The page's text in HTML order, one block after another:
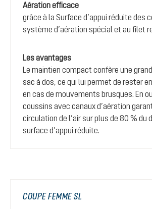
Aération efficace
grâce à la Surface d’appui réduite des
système d’aération spécial et au filet
Les avantages
Le maintien compact confère une
sac à dos, ce qui lui permet de rester
en cas de mouvements brusques. En
coussins avec canaux d’aération
circulation de l’air sur plus de 80 % du
surface d’appui réduite.
COUPE FEMME SL